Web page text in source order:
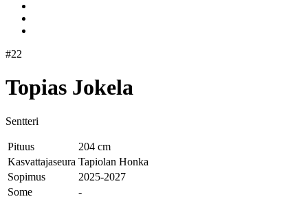
#22
Topias Jokela
Sentteri
Pituus
204 cm
Kasvattajaseura Tapiolan Honka
Sopimus
2025-2027
Some
-